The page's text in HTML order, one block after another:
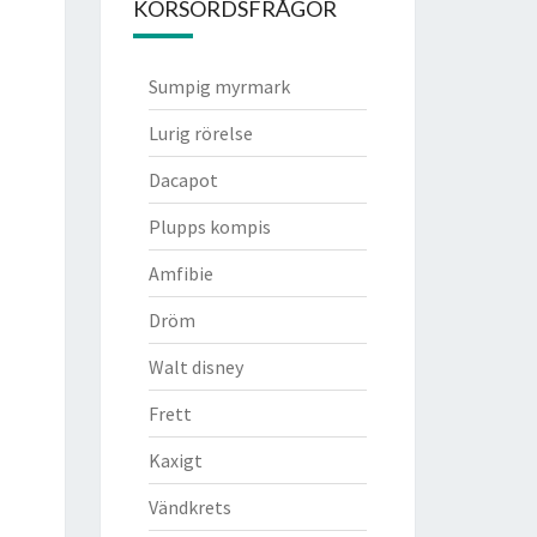
KORSORDSFRÅGOR
Sumpig myrmark
Lurig rörelse
Dacapot
Plupps kompis
Amfibie
Dröm
Walt disney
Frett
Kaxigt
Vändkrets